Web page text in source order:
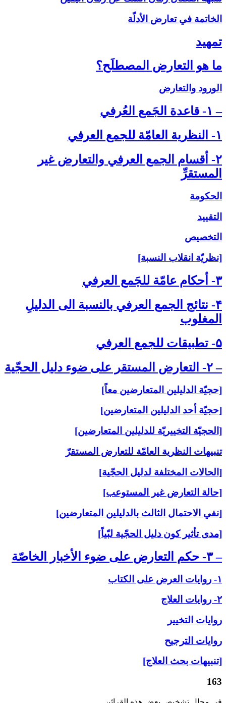
الخاتمة في تعارض الأدلّة
تمهيد
ما هو التعارض المصطلَح؟
الورود والتعارض
– ۱- قاعدة الجَمع العُرفي‏
۱- النظرية العامّة للجمع العرفي‏
۲- أقسام الجمع العرفي والتعارض غير
المستقرِّ
الحكومة
التقييد
التخصيص
[نظريّة انقلاب النسبة]
۳- أحكام عامّة للجَمع العرفي‏
۴- نتائج الجمع العرفي بالنسبة الى‏ الدليلِ
المغلوب‏
۵- تطبيقات للجمع العرفي‏
– ۲- التعارض المستقر على‏ ضوء دليل الحجّية
[حجيّة الدليلين المتعارضين معاً]
[حجيّة أحد الدليلين المتعارضين]
[الحجيّة التخييريّة للدليلين المتعارضين]
تنبيهات النظرية العامّة للتعارض المستقرّ
[الحالات المختلفة لدليل الحجّية]
[حالة التعارض غير المستوعب]
[نفي الاحتمال الثالث بالدليلين المتعارضين]
[مدى تأثير كون دليل الحجّية لبّياً]
– ۳- حكم التعارض على‏ ضوء الأخبار الخاصّة
۱- روايات العرض على‏ الكتاب
۲- روايات العلاج‏
روايات التخيير
روايات الترجيح
[تنبيهات بحث العلاج]
163